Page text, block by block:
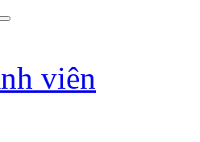
viên